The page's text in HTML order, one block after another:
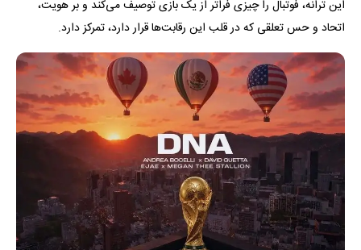
این ترانه، فوتبال را چیزی فراتر از یک بازی توصیف می‌کند و بر هویت،
اتحاد و حس تعلقی که در قلب این رقابت‌ها قرار دارد، تمرکز دارد.